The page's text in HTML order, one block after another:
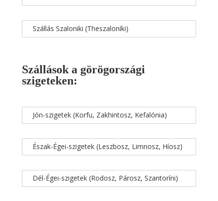
Szállás Szaloniki (Theszaloníki)
Szállások a görögországi
szigeteken:
Jón-szigetek (Korfu, Zakhintosz, Kefalónia)
Észak-Égei-szigetek (Leszbosz, Limnosz, Híosz)
Dél-Égei-szigetek (Rodosz, Párosz, Szantoríni)